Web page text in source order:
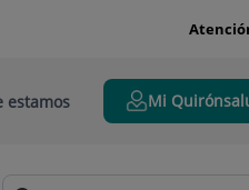
estamos Mi